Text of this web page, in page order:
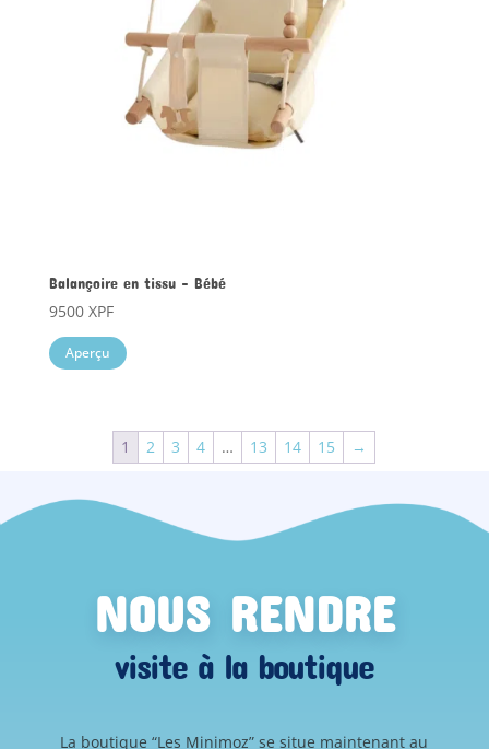
Balançoire en tissu – Bébé
9500 XPF
Aperçu
1 2 3 4 … 13 14 15 →
NOUS RENDRE
visite à la boutique
La boutique “Les Minimoz” se situe maintenant au